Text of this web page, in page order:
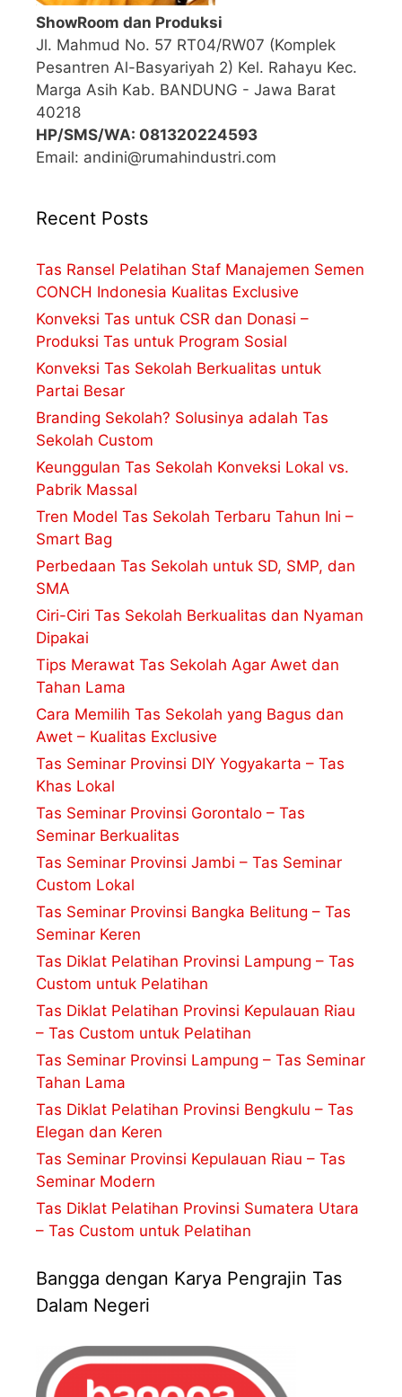
ShowRoom dan Produksi
Jl. Mahmud No. 57 RT04/RW07 (Komplek
Pesantren Al-Basyariyah 2) Kel. Rahayu Kec.
Marga Asih Kab. BANDUNG - Jawa Barat
40218
HP/SMS/WA: 081320224593
Email: andini@rumahindustri.com
Recent Posts
Tas Ransel Pelatihan Staf Manajemen Semen
CONCH Indonesia Kualitas Exclusive
Konveksi Tas untuk CSR dan Donasi –
Produksi Tas untuk Program Sosial
Konveksi Tas Sekolah Berkualitas untuk
Partai Besar
Branding Sekolah? Solusinya adalah Tas
Sekolah Custom
Keunggulan Tas Sekolah Konveksi Lokal vs.
Pabrik Massal
Tren Model Tas Sekolah Terbaru Tahun Ini –
Smart Bag
Perbedaan Tas Sekolah untuk SD, SMP, dan
SMA
Ciri-Ciri Tas Sekolah Berkualitas dan Nyaman
Dipakai
Tips Merawat Tas Sekolah Agar Awet dan
Tahan Lama
Cara Memilih Tas Sekolah yang Bagus dan
Awet – Kualitas Exclusive
Tas Seminar Provinsi DIY Yogyakarta – Tas
Khas Lokal
Tas Seminar Provinsi Gorontalo – Tas
Seminar Berkualitas
Tas Seminar Provinsi Jambi – Tas Seminar
Custom Lokal
Tas Seminar Provinsi Bangka Belitung – Tas
Seminar Keren
Tas Diklat Pelatihan Provinsi Lampung – Tas
Custom untuk Pelatihan
Tas Diklat Pelatihan Provinsi Kepulauan Riau
– Tas Custom untuk Pelatihan
Tas Seminar Provinsi Lampung – Tas Seminar
Tahan Lama
Tas Diklat Pelatihan Provinsi Bengkulu – Tas
Elegan dan Keren
Tas Seminar Provinsi Kepulauan Riau – Tas
Seminar Modern
Tas Diklat Pelatihan Provinsi Sumatera Utara
– Tas Custom untuk Pelatihan
Bangga dengan Karya Pengrajin Tas
Dalam Negeri